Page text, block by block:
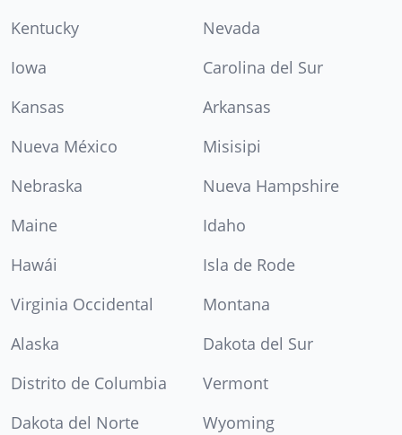
Kentucky
Nevada
Iowa
Carolina del Sur
Kansas
Arkansas
Nueva México
Misisipi
Nebraska
Nueva Hampshire
Maine
Idaho
Hawái
Isla de Rode
Virginia Occidental
Montana
Alaska
Dakota del Sur
Distrito de Columbia
Vermont
Dakota del Norte
Wyoming